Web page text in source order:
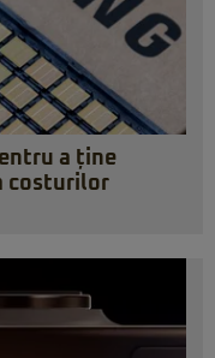
a ține
costurilor